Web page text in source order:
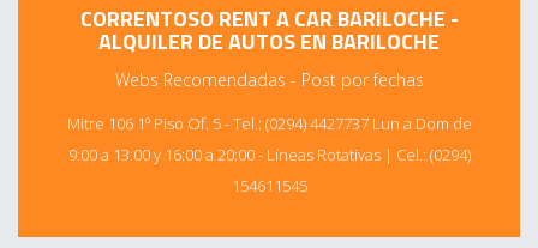
CORRENTOSO RENT A CAR BARILOCHE -
ALQUILER DE AUTOS EN BARILOCHE
Webs Recomendadas - Post por fechas
Mitre 106 1º Piso Of. 5 - Tel.: (0294) 4427737 Lun a Dom de
9:00 a 13:00 y 16:00 a 20:00 - Líneas Rotativas | Cel.: (0294)
154611545